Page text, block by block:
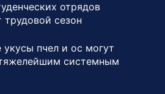
отрядов
сезон
укусы пчел и ос могут
системным